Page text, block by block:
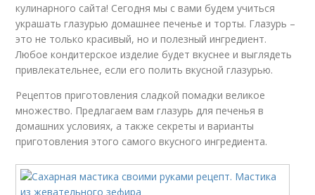
кулинарного сайта! Сегодня мы с вами будем учиться
украшать глазурью домашнее печенье и торты. Глазурь –
это не только красивый, но и полезный ингредиент.
Любое кондитерское изделие будет вкуснее и выглядеть
привлекательнее, если его полить вкусной глазурью.
Рецептов приготовления сладкой помадки великое
множество. Предлагаем вам глазурь для печенья в
домашних условиях, а также секреты и варианты
приготовления этого самого вкусного ингредиента.